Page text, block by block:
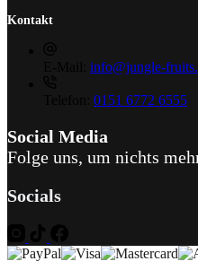
Kontakt
info@jungle-
0151 6772 6555
Social Media
Folge uns, um nichts
Socials